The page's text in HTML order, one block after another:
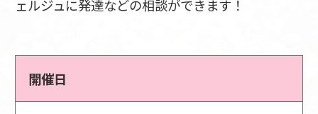
ェルジュに発達などの相談ができます！
開催日